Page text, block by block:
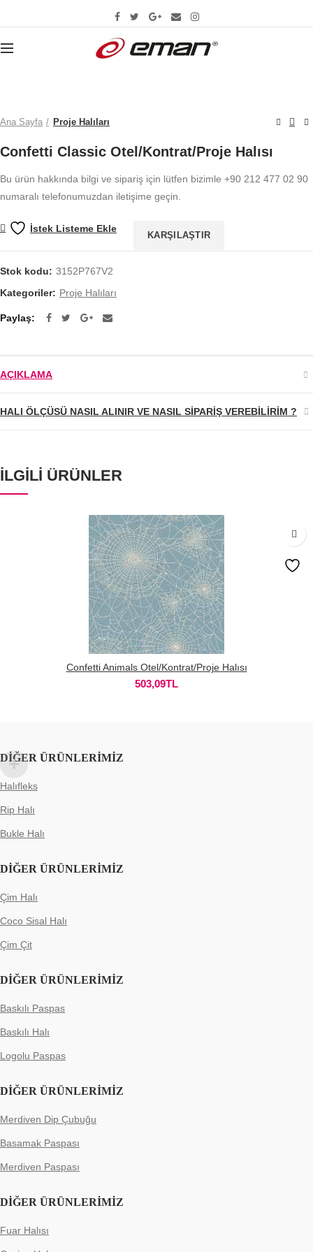
Ana Sayfa Proje Halıları
Confetti Classic Otel/Kontrat/Proje Halısı
Bu ürün hakkında bilgi ve sipariş için lütfen bizimle +90 212 477 02 90
numaralı telefonumuzdan iletişime geçin.
İstek Listeme Ekle
KARŞILAŞTIR
Stok kodu: 3152P767V2
Kategoriler: Proje Halıları
Paylaş
AÇIKLAMA
HALI ÖLÇÜSÜ NASIL ALINIR VE NASIL SIPARIŞ VEREBILIRIM ?
İLGILI ÜRÜNLER
Confetti Animals Otel/Kontrat/Proje Halısı
503,09TL
DIĞER ÜRÜNLERIMIZ
Halıfleks
Rip Halı
Bukle Halı
DIĞER ÜRÜNLERIMIZ
Çim Halı
Coco Sisal Halı
Çim Çit
DIĞER ÜRÜNLERIMIZ
Baskılı Paspas
Baskılı Halı
Logolu Paspas
DIĞER ÜRÜNLERIMIZ
Merdiven Dip Çubuğu
Basamak Paspası
Merdiven Paspası
DIĞER ÜRÜNLERIMIZ
Fuar Halısı